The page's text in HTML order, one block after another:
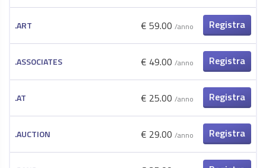
ora
.ART € 59.00 /anno
Registra
ora
.ASSOCIATES € 49.00 /anno
Registra
ora
.AT € 25.00 /anno
Registra
ora
.AUCTION € 29.00 /anno
Registra
ora